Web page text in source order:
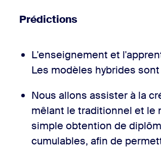
Prédictions
L'enseignement et
Les modèles hybrides
Nous allons assister à la
mêlant le traditionnel et le
simple obtention de
cumulables, afin de